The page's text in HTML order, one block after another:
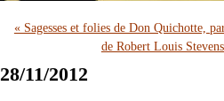
« Sagesses et folies de Don Quichotte,
de Robert Louis
28/11/2012